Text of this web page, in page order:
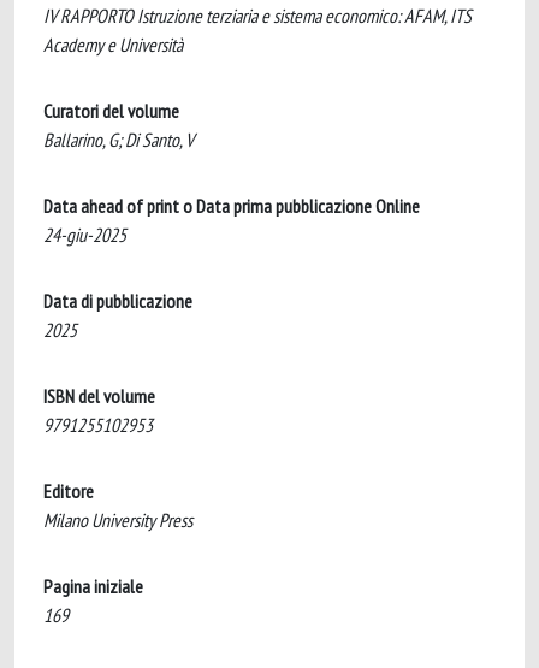
IV RAPPORTO Istruzione terziaria e sistema economico: AFAM, ITS
Academy e Università
Curatori del volume
Ballarino, G; Di Santo, V
Data ahead of print o Data prima pubblicazione Online
24-giu-2025
Data di pubblicazione
2025
ISBN del volume
9791255102953
Editore
Milano University Press
Pagina iniziale
169